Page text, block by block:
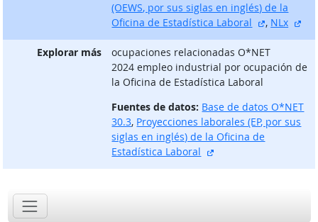
(OEWS, por sus siglas en inglés) de la
Oficina de Estadística Laboral
sitio
, NLx
Explorar más
ocupaciones relacionadas O*NET
2024 empleo industrial por ocupación de
la Oficina de Estadística Laboral
Fuentes de datos: Base de datos O*NET
30.3, Proyecciones laborales (EP, por sus
siglas en inglés) de la Oficina de
Estadística Laboral